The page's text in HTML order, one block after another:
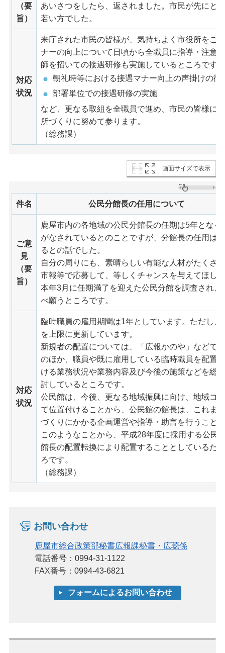
（要
旨）
あいさつをしたら、返されました。市民が先にと
若い方でした。
対応
状況
来庁された市民の皆様が、気持ちよく市役所をご
ナーの向上について日頃から全職員に指導・注意
師を招いての接遇研修も実施しているところです
朝礼時等における接遇マナー向上の声掛けの徹
部署単位での接遇研修の実施
など、更なる取組を全職員で進め、市民の皆様に
所づくりに努めて参ります。
（総務課）
画面サイズで表示
件名 公民分館長の任用について
ご意
見
（要
旨）
鹿屋市内の各地域の公民分館長の任期は5年とな
がなされているとのことですが、分館長の任用は
るとの話でした。
自分の周りにも、素晴らしい有能な人材がたくさ
市報等で応募して、等しくチャンスを与えてほし
本年3月に任期満了を迎えた公民分館を調査され
べ願うところです。
対応
状況
臨時職員の雇用期間は1年としています。ただし
を上限に更新しています。
新規者の配置については、「広報かのや」などで
のほか、職員や既に雇用している臨時職員を配置
ける業務状況や業務内容及び今後の施策などを総
討しているところです。
公民館は、今後、更なる地域振興に向け、地域コ
て位置付けることから、公民館の館長は、これま
づくりにかかる企画運営や指導・助言を行うこと
このようなことから、平成28年度に採用する公民
館長の配置転換により配置することとしているた
ろです。
（総務課）
お問い合わせ
鹿屋市総合政策部秘書広報課秘書・広聴係
電話番号：0994-31-1122
FAX番号：0994-43-6821